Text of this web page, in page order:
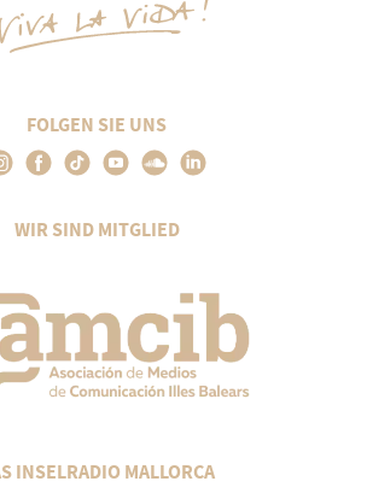
FOLGEN SIE UNS
WIR SIND MITGLIED
INSELRADIO MALLORCA